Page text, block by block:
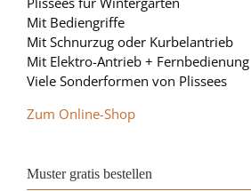
Mit Bediengriffe
Mit Schnurzug oder Kurbelantrieb
Mit Elektro-Antrieb + Fernbedienung
Viele Sonderformen von Plissees
Zum Online-Shop
Muster gratis bestellen